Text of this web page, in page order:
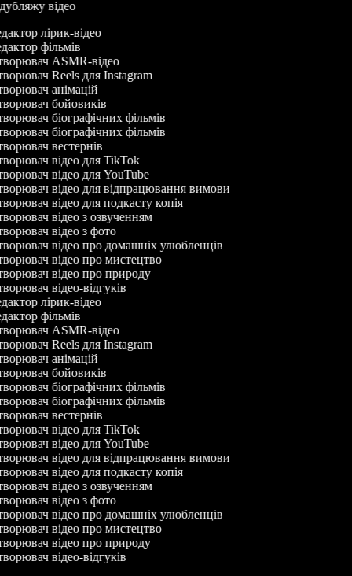
відео
лірик-відео
фільмів
ASMR-відео
Reels для Instagram
анімацій
бойовиків
біографічних фільмів
біографічних фільмів
вестернів
відео для TikTok
відео для YouTube
відео для відпрацювання вимови
відео для подкасту копія
відео з озвученням
відео з фото
відео про домашніх улюбленців
відео про мистецтво
відео про природу
відео-відгуків
лірик-відео
фільмів
ASMR-відео
Reels для Instagram
анімацій
бойовиків
біографічних фільмів
біографічних фільмів
вестернів
відео для TikTok
відео для YouTube
відео для відпрацювання вимови
відео для подкасту копія
відео з озвученням
відео з фото
відео про домашніх улюбленців
відео про мистецтво
відео про природу
відео-відгуків